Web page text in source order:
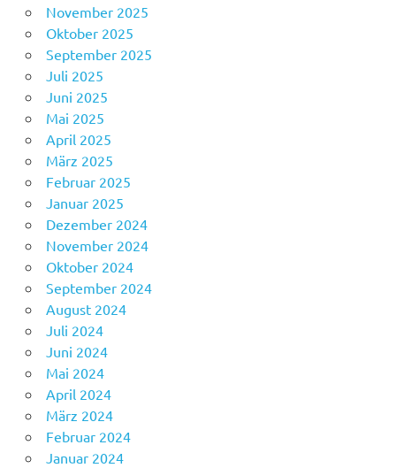
November 2025
Oktober 2025
September 2025
Juli 2025
Juni 2025
Mai 2025
April 2025
März 2025
Februar 2025
Januar 2025
Dezember 2024
November 2024
Oktober 2024
September 2024
August 2024
Juli 2024
Juni 2024
Mai 2024
April 2024
März 2024
Februar 2024
Januar 2024